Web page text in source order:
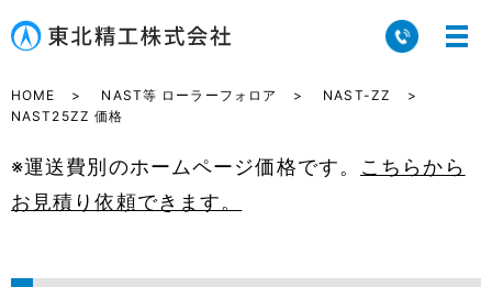
HOME NAST等 ローラーフォロア
NAST-ZZ
NAST25ZZ 価格
※運送費別のホームページ価格です。 こちらから
お見積り依頼できます。